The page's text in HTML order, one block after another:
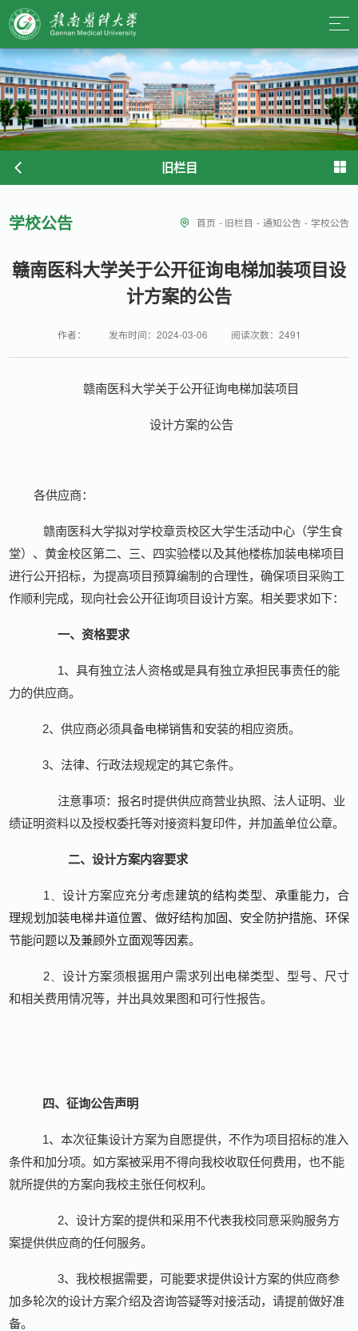
旧栏目
学校公告 首页 - 旧栏目 - 通知公告 - 学校公告
赣南医科大学关于公开征询电梯加装项目设
计方案的公告
作者： 发布时间：2024-03-06 阅读次数： 2491
赣南医科大学关于公开征询电梯加装项目
设计方案的公告
各供应商：
赣南医科大学拟对学校章贡校区大学生活动中心（学生食
堂）、黄金校区第二、三、四实验楼以及其他楼栋加装电梯项目
进行公开招标，为提高项目预算编制的合理性，确保项目采购工
作顺利完成，现向社会公开征询项目设计方案。相关要求如下：
一、资格要求
1、具有独立法人资格或是具有独立承担民事责任的能
力的供应商。
2、供应商必须具备电梯销售和安装的相应资质。
3、法律、行政法规规定的其它条件。
注意事项：报名时提供供应商营业执照、法人证明、业
绩证明资料以及授权委托等对接资料复印件，并加盖单位公章。
二、设计方案内容要求
1、设计方案应充分考虑建筑的结构类型、承重能力，合
理规划加装电梯井道位置、做好结构加固、安全防护措施、环保
节能问题以及兼顾外立面观等因素。
2、设计方案须根据用户需求列出电梯类型、型号、尺寸
和相关费用情况等，并出具效果图和可行性报告。
四、征询公告声明
1、本次征集设计方案为自愿提供， 不作为项目招标的准入
条件和加分项。如方案被采用不得向我校收取任何费用，也不能
就所提供的方案向我校主张任何权利。
2、设计方案的提供和采用不代表我校同意采购服务方
案提供供应商的任何服务。
3、我校根据需要，可能要求提供设计方案的供应商参
加多轮次的设计方案介绍及咨询答疑等对接活动，请提前做好准
备。